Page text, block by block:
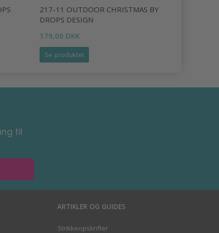
217-11 OUTDOOR CHRISTMAS BY
DROPS DESIGN
179,00 DKK
Se produktet
til
ARTIKLER OG GUIDES
Strikkeopskrifter